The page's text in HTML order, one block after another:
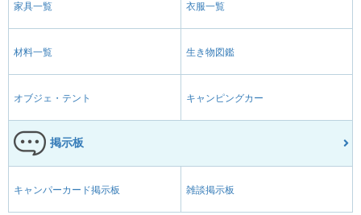
家具一覧 衣服一覧
材料一覧 生き物図鑑
オブジェ・テント キャンピングカー
掲示板
キャンパーカード掲示板 雑談掲示板